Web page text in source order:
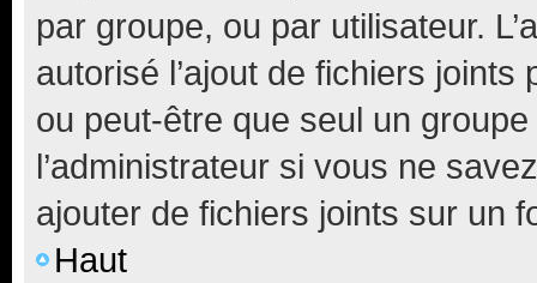
par groupe, ou par utilisateur.
autorisé l’ajout de fichiers
ou peut-être que seul un
l’administrateur si vous ne
ajouter de fichiers joints sur un
Haut